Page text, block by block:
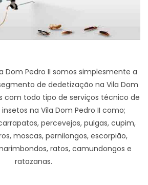
Dom Pedro II somos simplesmente a
de dedetização na Vila Dom
com todo tipo de serviços técnico de
na Vila Dom Pedro II como;
percevejos, pulgas, cupim,
moscas, pernilongos, escorpião,
ratos, camundongos e
ratazanas.